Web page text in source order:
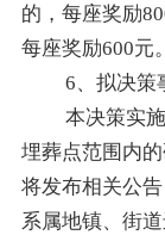
的，每座奖励8
每座奖励600元。
6、拟决策
本决策实
埋葬点范围内
将发布相关公
系属地镇、街